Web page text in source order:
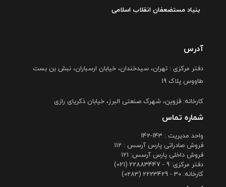
بنیاد مستضعفان انقلاب اسلامی
آدرس
دفتر مرکزی : تهران، سیدخندان، خیابان ارسباران، نبش بن بست
طاووس پلاک 19
کارخانه: قزوین، شهرک صنعتی البرز، خیابان ذکریای رازی
شماره تماس
واحد مدیریت : 143-142
فروش صادراتی پارس آرسس : 112
فروش داخلی پارس آرسس: 121
دفتر مرکزی: 9 - 22883447 (021)
کارخانه: 30 - 2223429 (0283)